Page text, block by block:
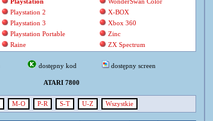
Playstation 2
Playstation 3
Playstation Portable
Raine
X-BOX
Xbox 360
Zinc
ZX Spectrum
dostępny kod dostępny screen
ATARI 7800
M-O P-R S-T U-Z Wszystkie